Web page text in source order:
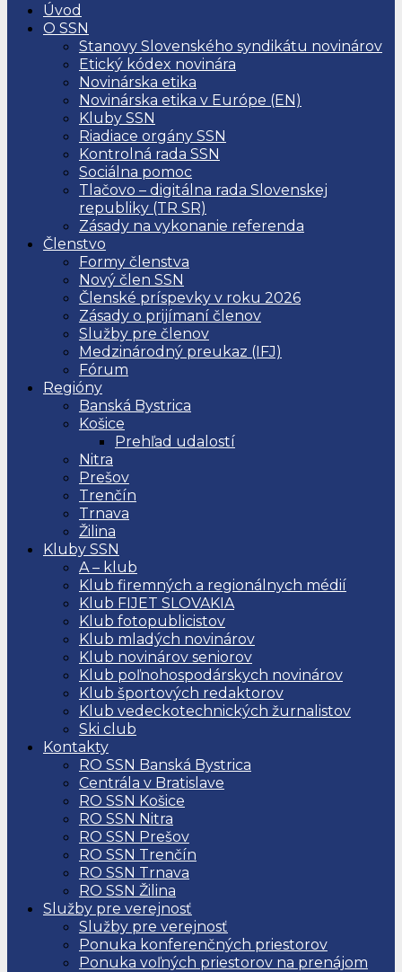
Úvod
O SSN
Stanovy Slovenského syndikátu novinárov
Etický kódex novinára
Novinárska etika
Novinárska etika v Európe (EN)
Kluby SSN
Riadiace orgány SSN
Kontrolná rada SSN
Sociálna pomoc
Tlačovo – digitálna rada Slovenskej
republiky (TR SR)
Zásady na vykonanie referenda
Členstvo
Formy členstva
Nový člen SSN
Členské príspevky v roku 2026
Zásady o prijímaní členov
Služby pre členov
Medzinárodný preukaz (IFJ)
Fórum
Regióny
Banská Bystrica
Košice
Prehľad udalostí
Nitra
Prešov
Trenčín
Trnava
Žilina
Kluby SSN
A – klub
Klub firemných a regionálnych médií
Klub FIJET SLOVAKIA
Klub fotopublicistov
Klub mladých novinárov
Klub novinárov seniorov
Klub poľnohospodárskych novinárov
Klub športových redaktorov
Klub vedeckotechnických žurnalistov
Ski club
Kontakty
RO SSN Banská Bystrica
Centrála v Bratislave
RO SSN Košice
RO SSN Nitra
RO SSN Prešov
RO SSN Trenčín
RO SSN Trnava
RO SSN Žilina
Služby pre verejnosť
Služby pre verejnosť
Ponuka konferenčných priestorov
Ponuka voľných priestorov na prenájom